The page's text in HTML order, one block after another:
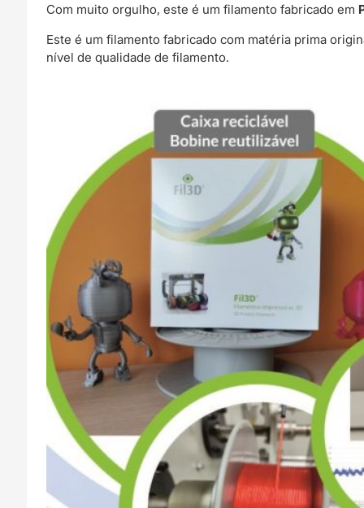
Com muito orgulho, este é um filamento fabricado em
Este é um filamento fabricado com matéria prima
nível de qualidade de filamento.